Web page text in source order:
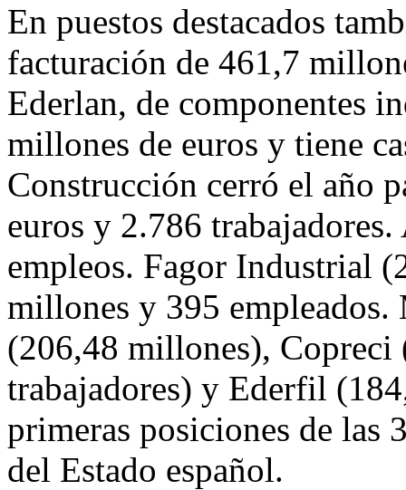
En puestos destacados
facturación de 461,7
Ederlan, de componentes
millones de euros y tiene
Construcción cerró el año
euros y 2.786
empleos. Fagor Industrial
millones y 395
(206,48 millones),
trabajadores) y Ederfil
primeras posiciones de las
del Estado español.